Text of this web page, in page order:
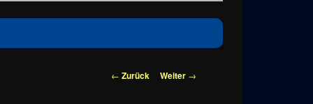
Beitragsnavigation
← Zurück Weiter →